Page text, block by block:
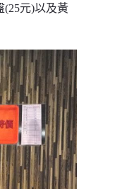
(25元)以及黃